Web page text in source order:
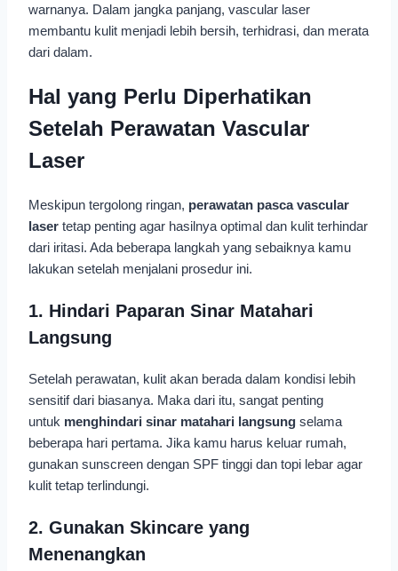
warnanya. Dalam jangka panjang, vascular laser
membantu kulit menjadi lebih bersih, terhidrasi, dan merata
dari dalam.
Hal yang Perlu Diperhatikan
Setelah Perawatan Vascular
Laser
Meskipun tergolong ringan, perawatan pasca vascular
laser tetap penting agar hasilnya optimal dan kulit terhindar
dari iritasi. Ada beberapa langkah yang sebaiknya kamu
lakukan setelah menjalani prosedur ini.
1. Hindari Paparan Sinar Matahari
Langsung
Setelah perawatan, kulit akan berada dalam kondisi lebih
sensitif dari biasanya. Maka dari itu, sangat penting
untuk menghindari sinar matahari langsung selama
beberapa hari pertama. Jika kamu harus keluar rumah,
gunakan sunscreen dengan SPF tinggi dan topi lebar agar
kulit tetap terlindungi.
2. Gunakan Skincare yang
Menenangkan